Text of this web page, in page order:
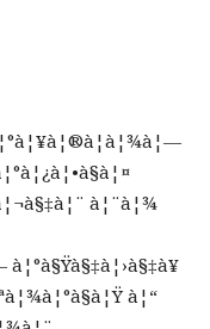
à¦¨à¦¾
à¦°à§Ÿà§‡à¦›à§‡à¥
à¦“